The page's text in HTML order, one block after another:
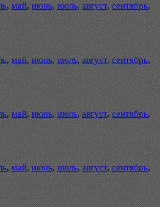
, май, июнь, июль, август, сентябрь,
, май, июнь, июль, август, сентябрь,
, май, июнь, июль, август, сентябрь,
, май, июнь, июль, август, сентябрь,